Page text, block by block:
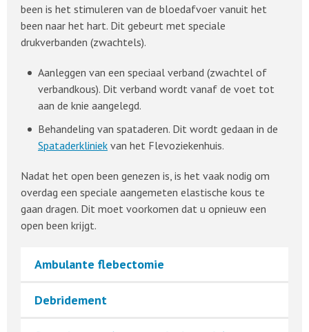
been is het stimuleren van de bloedafvoer vanuit het
been naar het hart. Dit gebeurt met speciale
drukverbanden (zwachtels).
Aanleggen van een speciaal verband (zwachtel of
verbandkous). Dit verband wordt vanaf de voet tot
aan de knie aangelegd.
Behandeling van spataderen. Dit wordt gedaan in de
Spataderkliniek van het Flevoziekenhuis.
Nadat het open been genezen is, is het vaak nodig om
overdag een speciale aangemeten elastische kous te
gaan dragen. Dit moet voorkomen dat u opnieuw een
open been krijgt.
Ambulante flebectomie
Debridement